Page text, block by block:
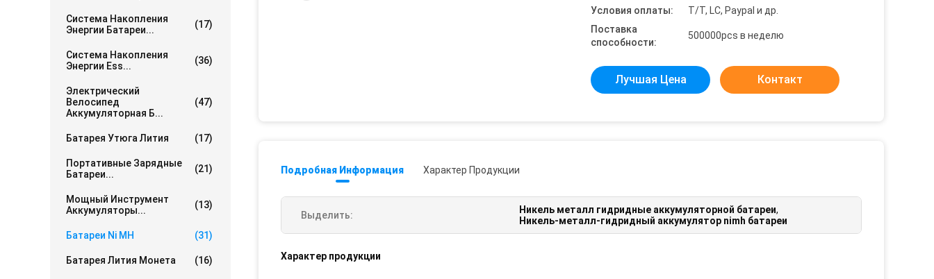
Система Накопления
Энергии Батареи...
(17)
Система Накопления
Энергии Ess...
(36)
Электрический
Велосипед
Аккумуляторная Б...
(47)
Батарея Утюга Лития (17)
Портативные Зарядные
Батареи...
(21)
Мощный Инструмент
Аккумуляторы...
(13)
Батареи Ni MH (31)
Батарея Лития Монета (16)
Условия оплаты:
T/T, LC, Paypal и др.
Поставка
способности:
500000pcs в неделю
Лучшая Цена Контакт
Подробная Информация Характер Продукции
Выделить: Никель металл гидридные аккумуляторной батареи,
Никель-металл-гидридный аккумулятор nimh батареи
Характер продукции